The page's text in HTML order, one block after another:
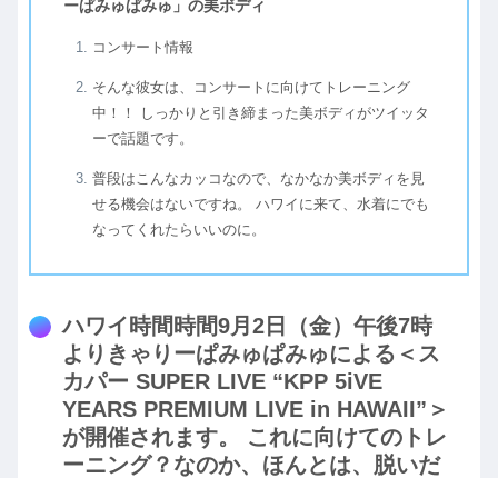
ーぱみゅぱみゅ」の美ボディ
コンサート情報
そんな彼女は、コンサートに向けてトレーニング
中！！ しっかりと引き締まった美ボディがツイッタ
ーで話題です。
普段はこんなカッコなので、なかなか美ボディを見
せる機会はないですね。 ハワイに来て、水着にでも
なってくれたらいいのに。
ハワイ時間時間9月2日（金）午後7時
よりきゃりーぱみゅぱみゅによる＜ス
カパー SUPER LIVE “KPP 5iVE
YEARS PREMIUM LIVE in HAWAII”＞
が開催されます。 これに向けてのトレ
ーニング？なのか、ほんとは、脱いだ